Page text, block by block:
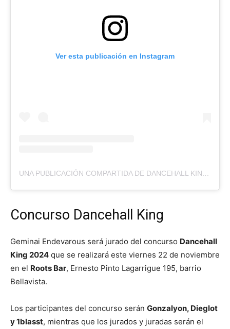
Ver esta publicación en Instagram
UNA PUBLICACIÓN COMPARTIDA DE DANCEHALL KING CHILE
Concurso Dancehall King
Geminai Endevarous será jurado del concurso Dancehall
King 2024 que se realizará este viernes 22 de noviembre
en el Roots Bar, Ernesto Pinto Lagarrigue 195, barrio
Bellavista.
Los participantes del concurso serán Gonzalyon, Dieglot
y 1blasst, mientras que los jurados y juradas serán el